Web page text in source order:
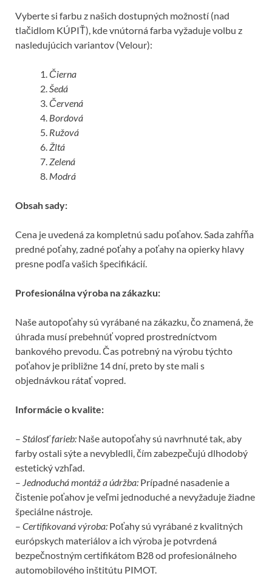
Vyberte si farbu z našich dostupných možností (nad
tlačidlom KÚPIŤ), kde vnútorná farba vyžaduje volbu z
nasledujúcich variantov (Velour):
Čierna
Šedá
Červená
Bordová
Ružová
Žltá
Zelená
Modrá
Obsah sady:
Cena je uvedená za kompletnú sadu poťahov. Sada zahŕňa
predné poťahy, zadné poťahy a poťahy na opierky hlavy
presne podľa vašich špecifikácií.
Profesionálna výroba na zákazku:
Naše autopoťahy sú vyrábané na zákazku, čo znamená, že
úhrada musí prebehnúť vopred prostredníctvom
bankového prevodu. Čas potrebný na výrobu týchto
poťahov je približne 14 dní, preto by ste mali s
objednávkou rátať vopred.
Informácie o kvalite:
– Stálosť farieb: Naše autopoťahy sú navrhnuté tak, aby
farby ostali sýte a nevybledli, čím zabezpečujú dlhodobý
estetický vzhľad.
– Jednoduchá montáž a údržba: Prípadné nasadenie a
čistenie poťahov je veľmi jednoduché a nevyžaduje žiadne
špeciálne nástroje.
– Certifikovaná výroba: Poťahy sú vyrábané z kvalitných
európskych materiálov a ich výroba je potvrdená
bezpečnostným certifikátom B28 od profesionálneho
automobilového inštitútu PIMOT.